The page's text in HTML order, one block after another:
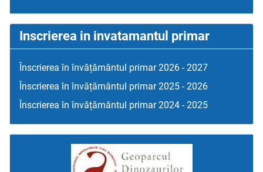
Inscrierea in invatamantul primar
Înscrierea în învățământul primar 2026 - 2027
Înscrierea în învățământul primar 2025 - 2026
Înscrierea în învățământul primar 2024 - 2025